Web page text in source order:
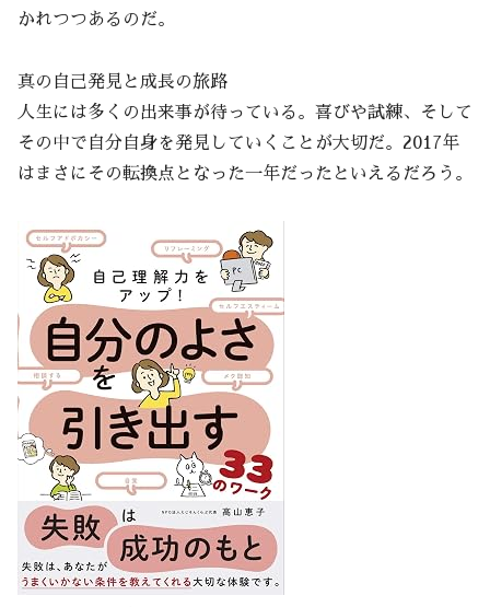
かれつつあるのだ。
真の自己発見と成長の旅路
人生には多くの出来事が待っている。喜びや試練、そして
その中で自分自身を発見していくことが大切だ。2017年
はまさにその転換点となった一年だったといえるだろう。